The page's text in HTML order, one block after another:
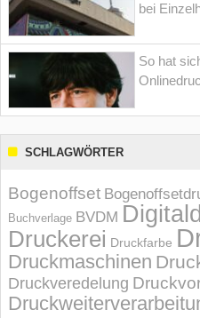
bei
So hat
SCHLAGWÖRTER
Bogenoffset
Buchverlage BVDM
Druckerei Druckfarbe
Druckmaschinen
Druckveredelung